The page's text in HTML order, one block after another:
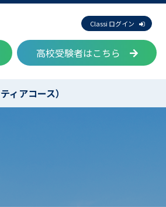
Classi ログイン
高校受験者はこちら
ィアコース）